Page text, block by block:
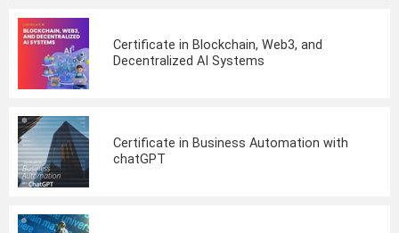
Certificate in Blockchain, Web3, and
Decentralized AI Systems
Certificate in Business Automation with
chatGPT